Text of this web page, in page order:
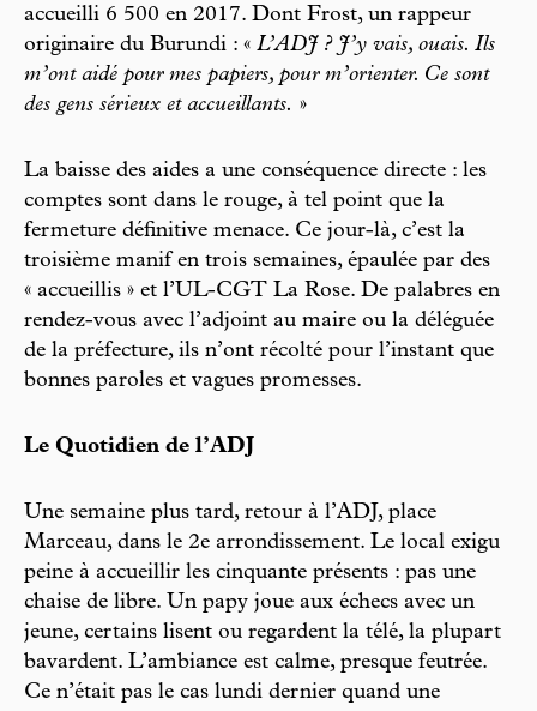
accueilli 6 500 en 2017. Dont Frost, un rappeur
originaire du Burundi : « L’ADJ ? J’y vais, ouais. Ils
m’ont aidé pour mes papiers, pour m’orienter. Ce sont
des gens sérieux et accueillants. »
La baisse des aides a une conséquence directe : les
comptes sont dans le rouge, à tel point que la
fermeture définitive menace. Ce jour-là, c’est la
troisième manif en trois semaines, épaulée par des
« accueillis » et l’UL-CGT La Rose. De palabres en
rendez-vous avec l’adjoint au maire ou la déléguée
de la préfecture, ils n’ont récolté pour l’instant que
bonnes paroles et vagues promesses.
Le Quotidien de l’ADJ
Une semaine plus tard, retour à l’ADJ, place
Marceau, dans le 2e arrondissement. Le local exigu
peine à accueillir les cinquante présents : pas une
chaise de libre. Un papy joue aux échecs avec un
jeune, certains lisent ou regardent la télé, la plupart
bavardent. L’ambiance est calme, presque feutrée.
Ce n’était pas le cas lundi dernier quand une